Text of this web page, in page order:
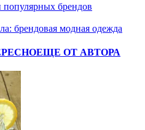
популярных брендов
брендовая модная одежда
ЕЩЕ ОТ АВТОРА